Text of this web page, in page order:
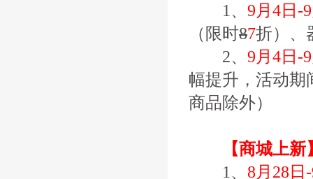
1、 9月4日-
（限时87折）、
2、 9月4日-
幅提升，活动期
商品除外）
【商城上新
1、 8月28日